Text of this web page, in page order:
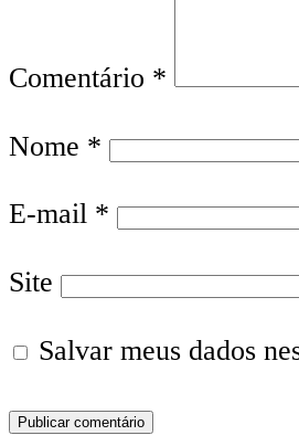
Comentário *
Nome *
E-mail *
Site
Salvar meus dados